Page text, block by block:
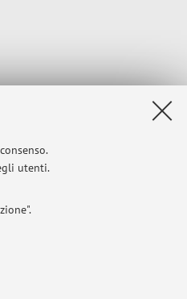
utenti.